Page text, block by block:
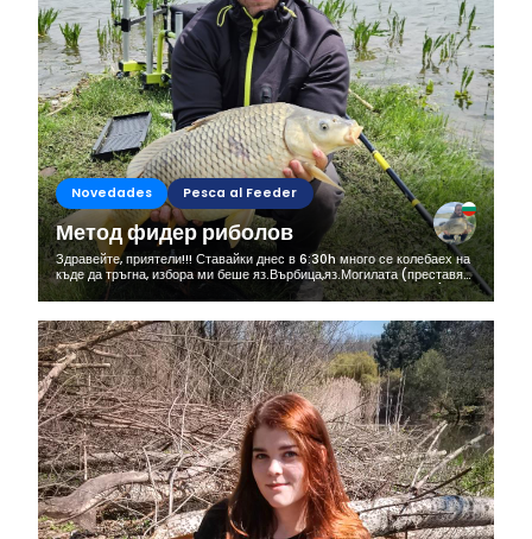
Novedades Pesca al Feeder
Метод фидер риболов
Здравейте, приятели!!! Ставайки днес в 6:30h много се колебаех на
къде да тръгна, избора ми беше яз.Върбица,яз.Могилата (преставях
си как утре всички ме псуват,че съм набол новите риби 🤣🤣🤣) и...